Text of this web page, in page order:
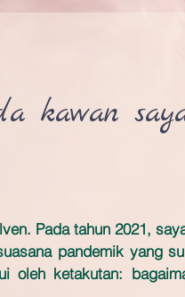
kawan
Pada tahun 2021,
pandemik yang
oleh ketakutan: